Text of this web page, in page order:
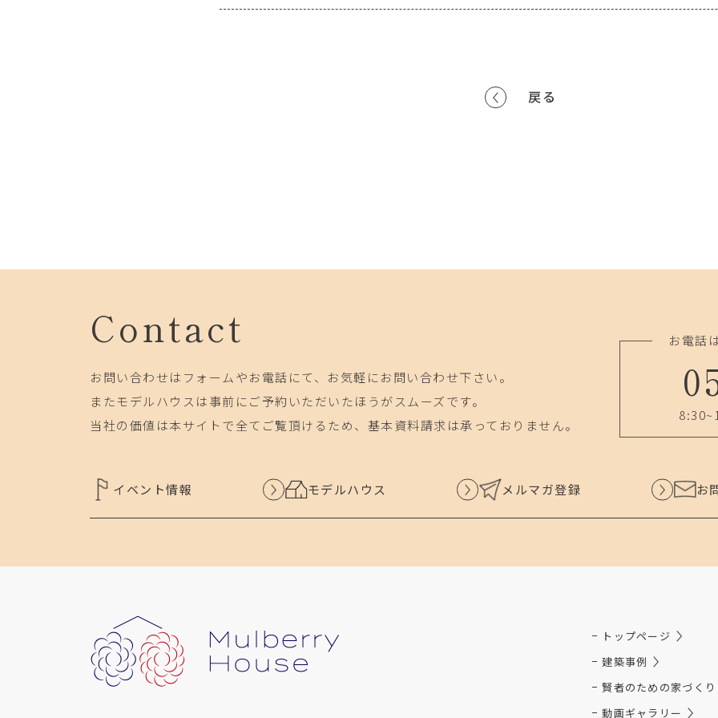
戻る
Contact
お問い合わせはフォームやお電話にて、お気軽にお問い合わせ下さい。
またモデルハウスは事前にご予約いただいたほうがスムーズです。
当社の価値は本サイトで全てご覧頂けるため、基本資料請求は承っておりません。
お電話
イベント情報 モデルハウス メルマガ登録 お
トップページ
建築事例
賢者のための家づく
動画ギャラリー